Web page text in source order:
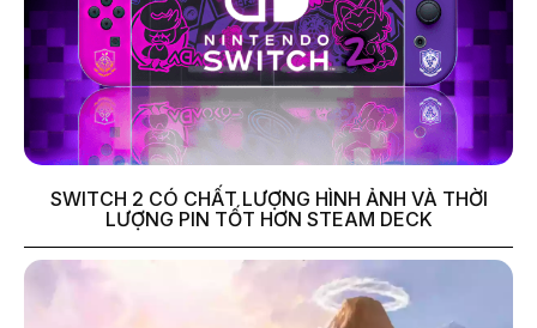
SWITCH 2 CÓ CHẤT LƯỢNG HÌNH ẢNH VÀ THỜI
LƯỢNG PIN TỐT HƠN STEAM DECK